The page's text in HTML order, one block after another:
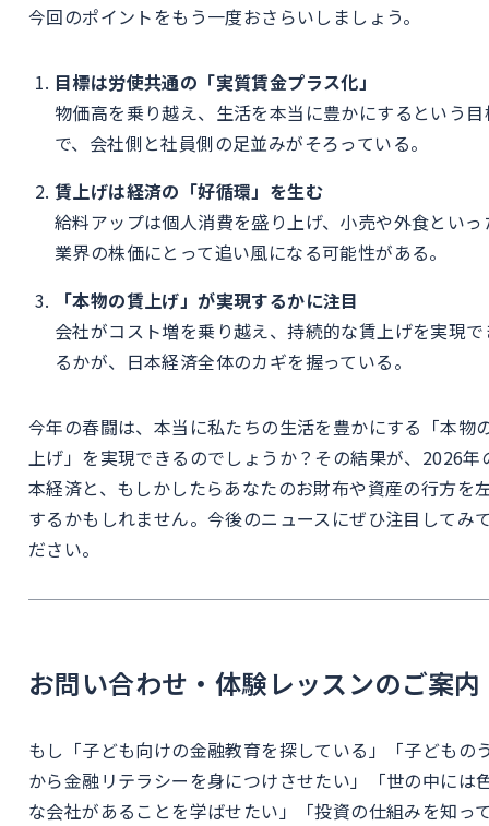
今回のポイントをもう一度おさらいしましょう。
目標は労使共通の「実質賃金プラス化」
物価高を乗り越え、生活を本当に豊かにするという目
で、会社側と社員側の足並みがそろっている。
賃上げは経済の「好循環」を生む
給料アップは個人消費を盛り上げ、小売や外食といっ
業界の株価にとって追い風になる可能性がある。
「本物の賃上げ」が実現するかに注目
会社がコスト増を乗り越え、持続的な賃上げを実現で
るかが、日本経済全体のカギを握っている。
今年の春闘は、本当に私たちの生活を豊かにする「本物
上げ」を実現できるのでしょうか？その結果が、2026年
本経済と、もしかしたらあなたのお財布や資産の行方を
するかもしれません。今後のニュースにぜひ注目してみ
ださい。
お問い合わせ・体験レッスンのご案内
もし「子ども向けの金融教育を探している」「子どもの
から金融リテラシーを身につけさせたい」「世の中には
な会社があることを学ばせたい」「投資の仕組みを知っ